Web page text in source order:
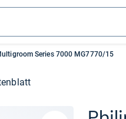
Series 7000 MG7770/15